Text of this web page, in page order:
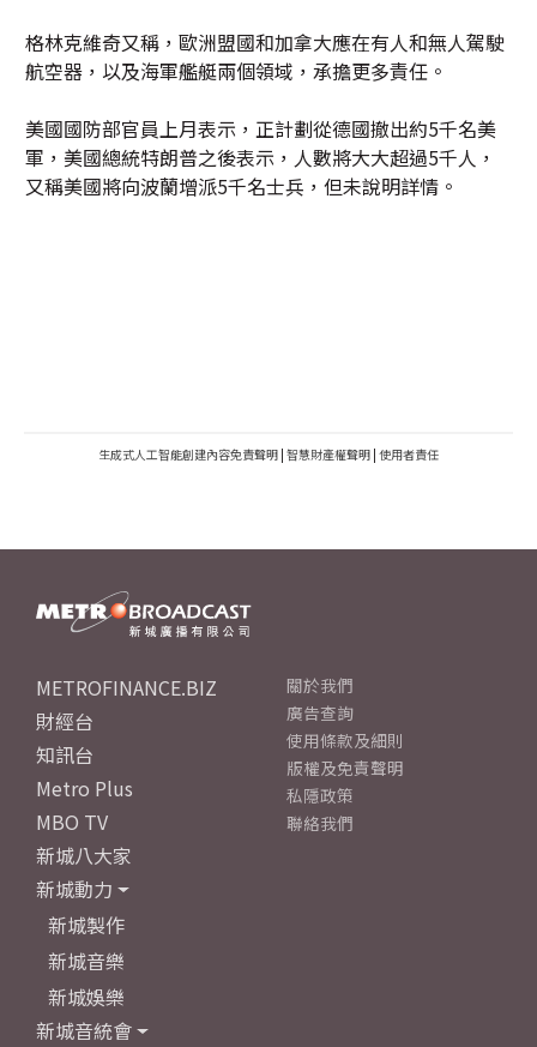
格林克維奇又稱，歐洲盟國和加拿大應在有人和無人駕駛
航空器，以及海軍艦艇兩個領域，承擔更多責任。
美國國防部官員上月表示，正計劃從德國撤出約5千名美
軍，美國總統特朗普之後表示，人數將大大超過5千人，
又稱美國將向波蘭增派5千名士兵，但未說明詳情。
生成式人工智能創建內容免責聲明 | 智慧財產權聲明 | 使用者責任
METROFINANCE.BIZ
財經台
知訊台
Metro Plus
MBO TV
新城八大家
新城動力
新城製作
新城音樂
新城娛樂
新城音統會
關於我們
廣告查詢
使用條款及細則
版權及免責聲明
私隱政策
聯絡我們